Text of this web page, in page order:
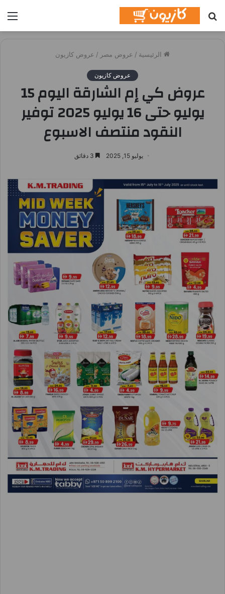
عن
الرئيسية / عروض مصر / عروض كازيون
عروض كازيون
عروض كي إم الشارقة اليوم 15
يوليو حتى 16 يوليو 2025 توفير
النقود منتصف الاسبوع
يوليو 15, 2025